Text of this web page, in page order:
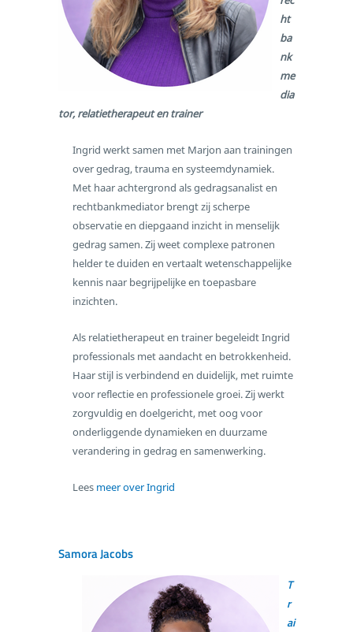
ht
ba
nk
me
dia
tor, relatietherapeut en trainer
Ingrid werkt samen met Marjon aan trainingen
over gedrag, trauma en systeemdynamiek.
Met haar achtergrond als gedragsanalist en
rechtbankmediator brengt zij scherpe
observatie en diepgaand inzicht in menselijk
gedrag samen. Zij weet complexe patronen
helder te duiden en vertaalt wetenschappelijke
kennis naar begrijpelijke en toepasbare
inzichten.
Als relatietherapeut en trainer begeleidt Ingrid
professionals met aandacht en betrokkenheid.
Haar stijl is verbindend en duidelijk, met ruimte
voor reflectie en professionele groei. Zij werkt
zorgvuldig en doelgericht, met oog voor
onderliggende dynamieken en duurzame
verandering in gedrag en samenwerking.
Lees meer over Ingrid
Samora Jacobs
T
r
ai